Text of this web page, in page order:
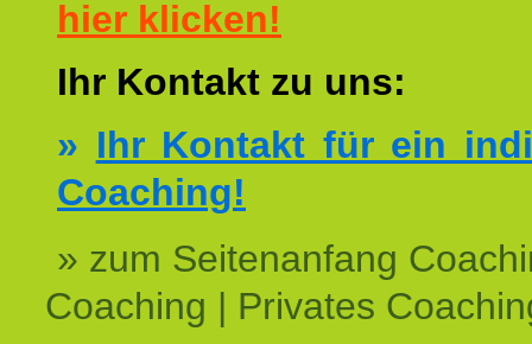
hier klicken!
Ihr Kontakt zu uns:
» Ihr Kontakt für ein
Coaching!
» zum Seitenanfang
Coaching | Privates